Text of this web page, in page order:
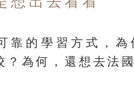
靠的學習方式，
？為何，還想去法